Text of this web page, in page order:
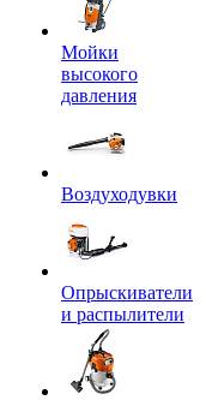
Мойки
высокого
давления
Воздуходувки
Опрыскиватели
и распылители